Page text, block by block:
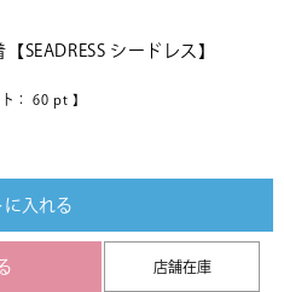
SEADRESS シードレス】
： 60 pt 】
に入れる
店舗在庫